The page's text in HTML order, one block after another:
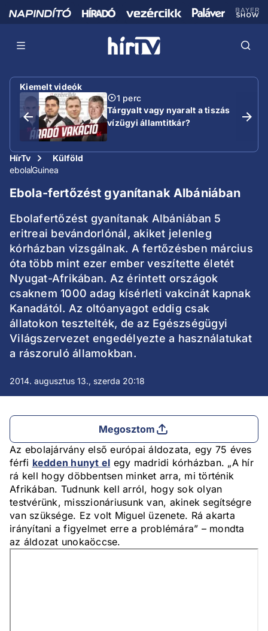
Kiemelt videók
1 perc
Tárgyalt vagy nyaralt a tiszás
vízügyi államtitkár?
HírTv
Külföld
ebolaGuinea
Ebola-fertőzést gyanítanak Albániában
Ebolafertőzést gyanítanak Albániában 5
eritreai bevándorlónál, akiket jelenleg
kórházban vizsgálnak. A fertőzésben március
óta több mint ezer ember veszítette életét
Nyugat-Afrikában. Az érintett országok
csaknem 1000 adag kísérleti vakcinát kapnak
Kanadától. Az oltóanyagot eddig csak
állatokon tesztelték, de az Egészségügyi
Világszervezet engedélyezte a használatukat
a rászoruló államokban.
2014. augusztus 13., szerda 20:18
Megosztom
Az ebolajárvány első európai áldozata, egy 75 éves
férfi kedden hunyt el egy madridi kórházban. „A hír
rá kell hogy döbbentsen minket arra, mi történik
Afrikában. Tudnunk kell arról, hogy sok olyan
testvérünk, misszionáriusunk van, akinek segítségre
van szüksége. Ez volt Miguel üzenete. Rá akarta
irányítani a figyelmet erre a problémára” – mondta
az áldozat unokaöccse.